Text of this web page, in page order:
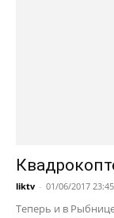
liktv - 01/06/2017 23:45
Теперь и в